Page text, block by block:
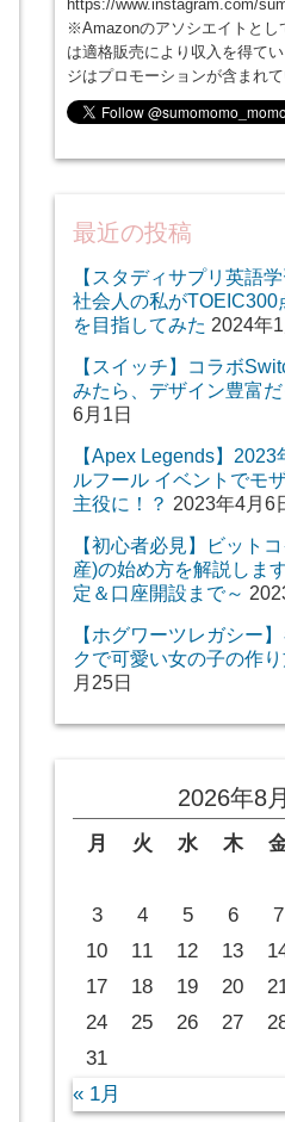
https://www.instagram.com/
※Amazonのアソシエイトとし
は適格販売により収入を得て
ジはプロモーションが含まれ
最近の投稿
【スタディサプリ英語学
社会人の私がTOEIC300
を目指してみた 2024年
【スイッチ】コラボ
みたら、デザイン豊富だ
6月1日
【Apex Legends】2023
ルフール イベントでモ
主役に！？ 2023年4月6
【初心者必見】ビット
産)の始め方を解説しま
定＆口座開設まで～
【ホグワーツレガシー
クで可愛い女の子の作
月25日
2026年8月
月 火 水 木
3
4 5 6 7
10
11 12 13
17
18 19 20
24
25 26 27
31
« 1月